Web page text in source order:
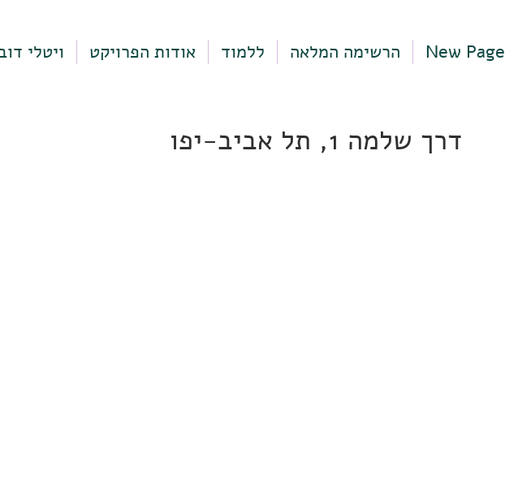
ויטלי אודות הפרויקט ללמוד הרשימה המלאה New Page
דרך שלמה 1, תל אביב-יפו